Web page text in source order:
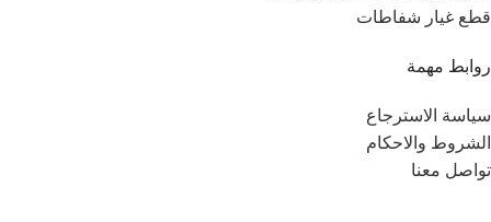
قطع غيار شفاطات
روابط مهمة
سياسة الاسترجاع
الشروط والاحكام
تواصل معنا